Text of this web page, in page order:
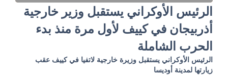
الرئيس الأوكراني يستقبل وزير خارجية
أذربيجان في كييف لأول مرة منذ بدء
الحرب الشاملة
الرئيس الأوكراني يستقبل وزيرة خارجية لاتفيا في كييف عقب
زيارتها لمدينة أوديسا